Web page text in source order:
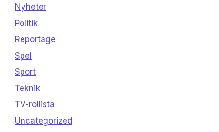
Nyheter
Politik
Reportage
Spel
Sport
Teknik
TV-rollista
Uncategorized